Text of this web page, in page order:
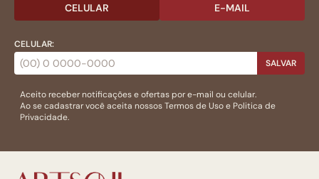
CELULAR E-MAIL
CELULAR:
SALVAR
Aceito receber notificações e ofertas por e-mail ou celular.
Ao se cadastrar você aceita nossosTermos de Usoe Politica de
Privacidade.